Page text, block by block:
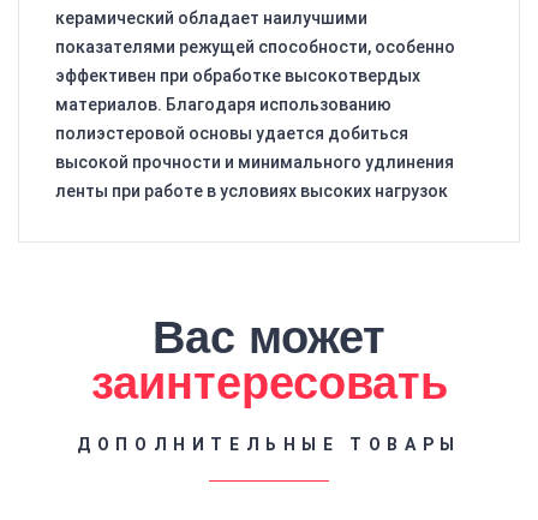
керамический обладает наилучшими
показателями режущей способности, особенно
эффективен при обработке высокотвердых
материалов. Благодаря использованию
полиэстеровой основы удается добиться
высокой прочности и минимального удлинения
ленты при работе в условиях высоких нагрузок
Вас может
заинтересовать
ДОПОЛНИТЕЛЬНЫЕ ТОВАРЫ